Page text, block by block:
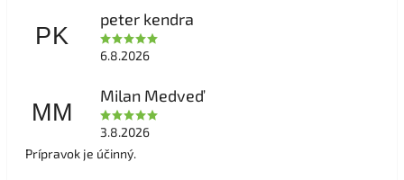
PK
peter kendra
6.8.2026
MM
Milan Medveď
3.8.2026
Prípravok je účinný.